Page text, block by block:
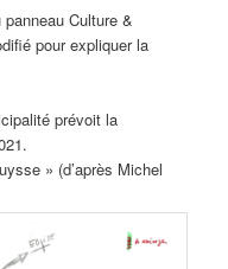
Culture &
pour expliquer la
prévoit la
» (d’après Michel